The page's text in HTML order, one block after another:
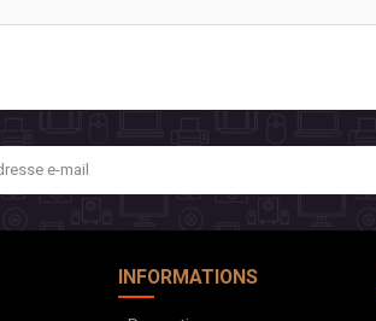
INFORMATIONS